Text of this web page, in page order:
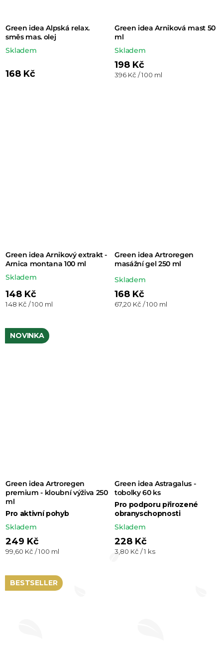
Green idea Alpská relax.
směs mas. olej
Skladem
168 Kč
Green idea Arniková mast 50
ml
Skladem
198 Kč
Měrná
396 Kč / 100 ml
Green idea Arnikový extrakt -
Arnica montana 100 ml
Skladem
148 Kč
Měrná
148 Kč / 100 ml
Green idea Artroregen
masážní gel 250 ml
Průměrné
hodnocení
produktu
Skladem
168 Kč
Měrná
67,20 Kč / 100 ml
NOVINKA
Green idea Artroregen
premium - kloubní výživa 250
ml
Pro aktivní pohyb
Skladem
249 Kč
Měrná
99,60 Kč / 100 ml
Green idea Astragalus -
tobolky 60 ks
Pro podporu přirozené
obranyschopnosti
Skladem
228 Kč
Měrná
3,80 Kč / 1 ks
BESTSELLER